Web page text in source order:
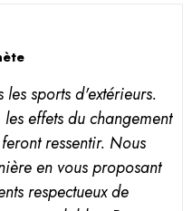
sports d'extérieurs.
effets du changement
ressentir. Nous
en vous proposant
respectueux de